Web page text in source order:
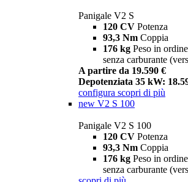
Panigale V2 S
120 CV Potenza
93,3 Nm Coppia
176 kg Peso in
senza carburante
A partire da 19.590 €
Depotenziata 35 kW:
configura scopri di più
new V2 S 100
Panigale V2 S 100
120 CV Potenza
93,3 Nm Coppia
176 kg Peso in
senza carburante